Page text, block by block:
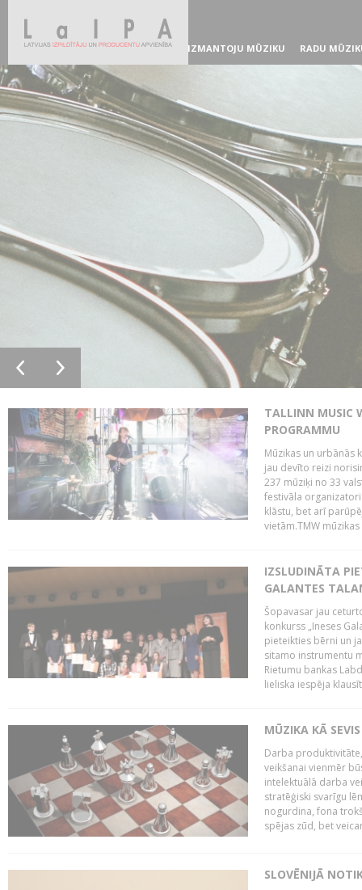
IZMANTOJU MŪZIKU RADU
TALLINN MUSIC
PROGRAMMU
Mūzikas un urbānās
jau devīto reizi
237 mūziķi no 33
festivāla
klāstu, bet arī
vietām.TMW
IZSLUDINĀTA
GALANTES
Šopavasar jau
konkurss „Ineses
pieteikties bērni un
sitamo instrumentu
Rietumu bankas
lieliska iespēja
MŪZIKA KĀ
Darba
veikšanai vienmēr
intelektuālā darba
stratēģiski svarīgu
nogurdina, fona
spējas zūd, bet
SLOVĒNIJĀ